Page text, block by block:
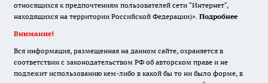
относящихся к предпочтениям пользователей сети "Интернет",
находящихся на территории Российской Федерации)». Подробнее
Внимание!
Вся информация, размещенная на данном сайте, охраняется в
соответствии с законодательством РФ об авторском праве и не
подлежит использованию кем-либо в какой бы то ни было форме, в